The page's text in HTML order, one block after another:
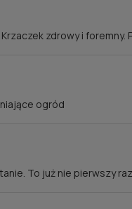
zdrowy i foremny.
ogród
To już nie pierwszy